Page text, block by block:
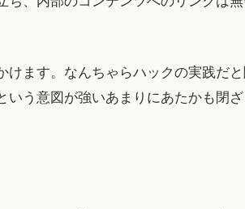
けます。なんちゃらハックの実践だ
いう意図が強いあまりにあたかも閉